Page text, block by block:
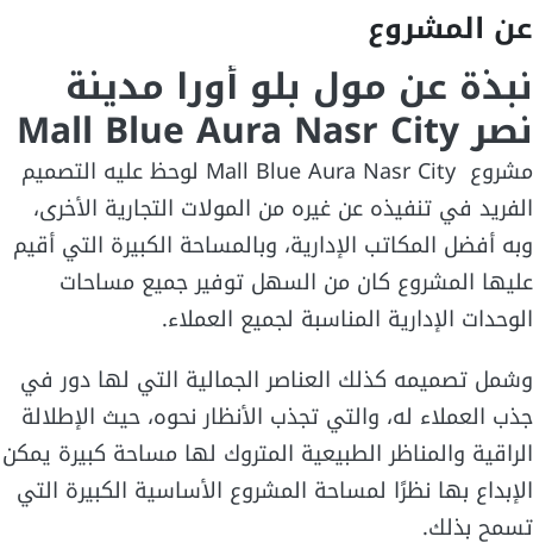
عن المشروع
نبذة عن مول بلو أورا مدينة
نصرMall Blue Aura Nasr City
مشروع Mall Blue Aura Nasr City لوحظ عليه التصميم
الفريد في تنفيذه عن غيره من المولات التجارية الأخرى،
وبه أفضل المكاتب الإدارية، وبالمساحة الكبيرة التي أقيم
عليها المشروع كان من السهل توفير جميع مساحات
الوحدات الإدارية المناسبة لجميع العملاء.
وشمل تصميمه كذلك العناصر الجمالية التي لها دور في
جذب العملاء له، والتي تجذب الأنظار نحوه، حيث الإطلالة
الراقية والمناظر الطبيعية المتروك لها مساحة كبيرة يمكن
الإبداع بها نظرًا لمساحة المشروع الأساسية الكبيرة التي
تسمح بذلك.